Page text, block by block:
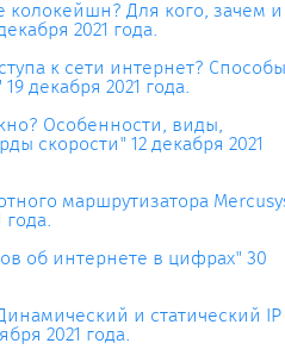
колокейшн? Для кого, зачем и
2021 года.
к сети интернет? Способы
декабря 2021 года.
Особенности, виды,
скорости" 12 декабря 2021
маршрутизатора
об интернете в цифрах" 30
и статический IP
2021 года.